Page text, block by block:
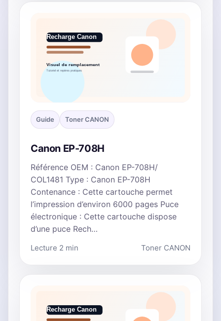
Guide Toner CANON
Canon EP-708H
Référence OEM : Canon EP-708H/
COL1481 Type : Canon EP-708H
Contenance : Cette cartouche permet
l’impression d’environ 6000 pages Puce
électronique : Cette cartouche dispose
d’une puce Rech…
Lecture 2 min Toner CANON